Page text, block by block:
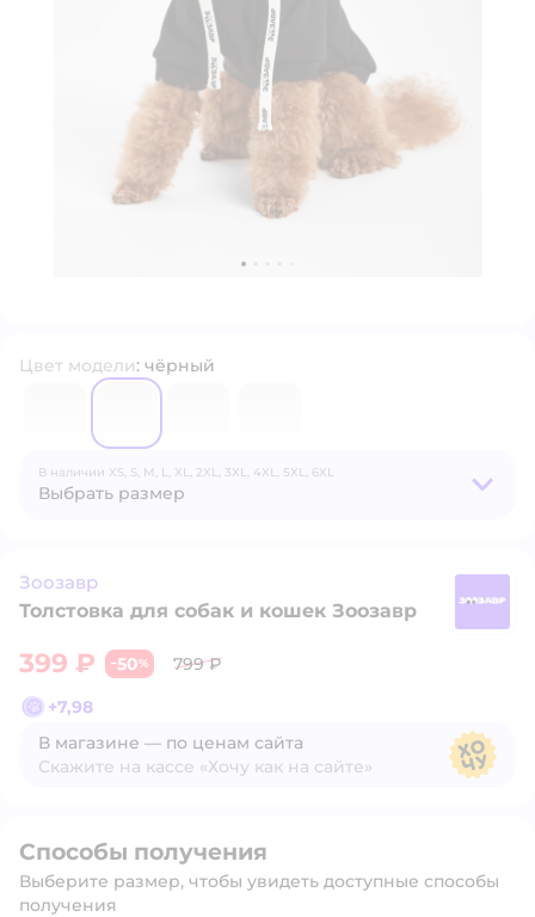
Цвет модели: чёрный
66803916680384
В наличии XS, S, M, L, XL, 2XL, 3XL, 4XL, 5XL, 6XL
Выбрать размер
Зоозавр
Толстовка для собак и кошек Зоозавр
399 ₽ −50%
799 ₽
+7,98
В магазине — по ценам сайта
Скажите на кассе «Хочу как на сайте»
Способы получения
Выберите размер, чтобы увидеть доступные способы
получения